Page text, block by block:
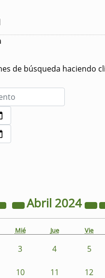
de búsqueda haciendo
Abril 2024
Mié Jue Vie
3 4 5
10 11 12